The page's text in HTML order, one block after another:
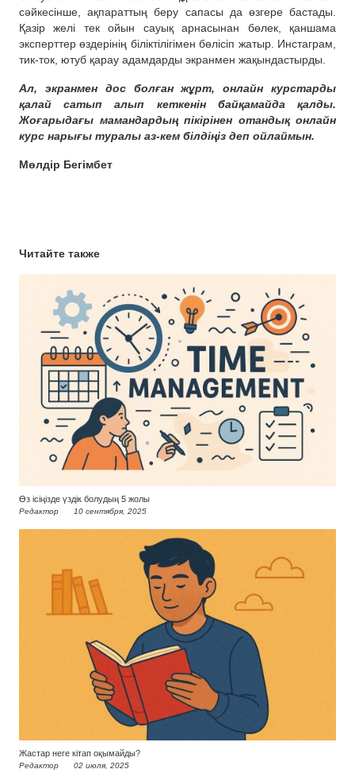
сәйкесінше, ақпараттың беру сапасы да өзгере бастады.
Қазір желі тек ойын сауық арнасынан бөлек, қаншама
эксперттер өздерінің біліктілігімен бөлісіп жатыр. Инстаграм,
тик-ток, ютуб қарау адамдарды экранмен жақындастырды.
Ал, экранмен дос болған жұрт, онлайн курстарды
қалай сатып алып кеткенін байқамайда қалды.
Жоғарыдағы мамандардың пікірінен отандық онлайн
курс нарығы туралы аз-кем білдіңіз деп ойлаймын.
Мөлдір Бегімбет
Читайте также
Өз ісіңізде үздік болудың 5 жолы
Редактор 10 сентября, 2025
Жастар неге кітап оқымайды?
Редактор 02 июля, 2025